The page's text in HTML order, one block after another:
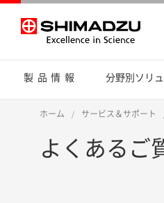
製品情報 分野別ソリ
ホーム サービス＆サポート
よくあるご